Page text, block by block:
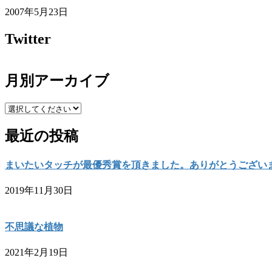
2007年5月23日
Twitter
月別アーカイブ
最近の投稿
まいたいタッチが最優秀賞を頂きました。ありがとうござい
2019年11月30日
不思議な植物
2021年2月19日